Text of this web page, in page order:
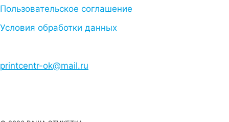
Пользовательское соглашение
Условия обработки данных
printcentr-ok@mail.ru